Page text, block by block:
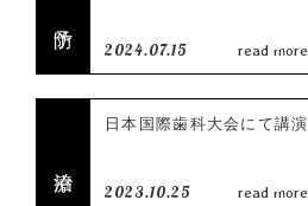
2024.07.15 read more
日本国際歯科大会にて講演
2023.10.25 read more